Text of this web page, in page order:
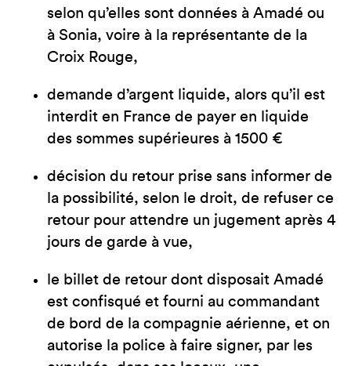
selon qu’elles sont données à Amadé ou
à Sonia, voire à la représentante de la
Croix Rouge,
demande d’argent liquide, alors qu’il est
interdit en France de payer en liquide
des sommes supérieures à 1500 €
décision du retour prise sans informer de
la possibilité, selon le droit, de refuser ce
retour pour attendre un jugement après 4
jours de garde à vue,
le billet de retour dont disposait Amadé
est confisqué et fourni au commandant
de bord de la compagnie aérienne, et on
autorise la police à faire signer, par les